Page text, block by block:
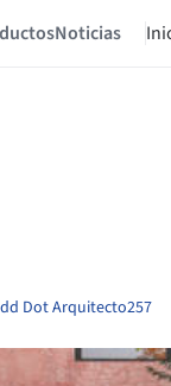
Noticias
Dot Arquitecto257